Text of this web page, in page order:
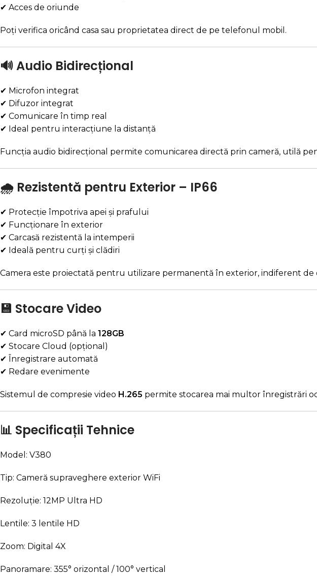
✔ Acces de oriunde
Poți verifica oricând casa sau proprietatea direct de pe telefonul mobil.
🔊 Audio Bidirecțional
✔ Microfon integrat
✔ Difuzor integrat
✔ Comunicare în timp real
✔ Ideal pentru interacțiune la distanță
Funcția audio bidirecțional permite comunicarea directă prin cameră, utilă
🌧 Rezistentă pentru Exterior – IP66
✔ Protecție împotriva apei și prafului
✔ Funcționare în exterior
✔ Carcasă rezistentă la intemperii
✔ Ideală pentru curți și clădiri
Camera este proiectată pentru utilizare permanentă în exterior, indiferent de
💾 Stocare Video
✔ Card microSD până la 128GB
✔ Stocare Cloud (opțional)
✔ Înregistrare automată
✔ Redare evenimente
Sistemul de compresie video H.265 permite stocarea mai multor înregistrări
📊 Specificații Tehnice
Model: V380
Tip: Cameră supraveghere exterior WiFi
Rezoluție: 12MP Ultra HD
Lentile: 3 lentile HD
Zoom: Digital 4X
Panoramare: 355° orizontal / 100° vertical